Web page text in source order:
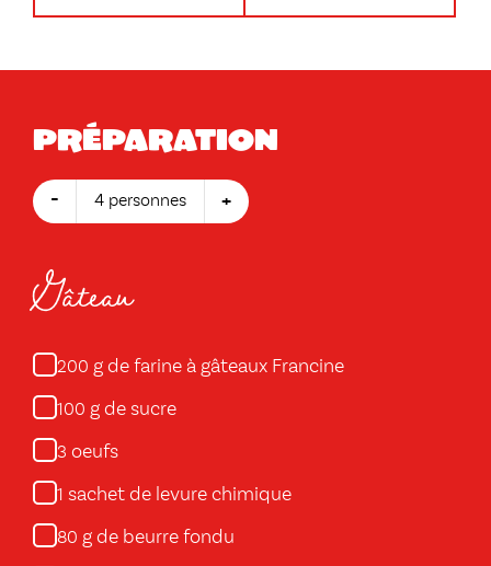
Préparation
- 4 personnes +
Gâteau
200 g de farine à gâteaux Francine
100 g de sucre
3 oeufs
1 sachet de levure chimique
80 g de beurre fondu